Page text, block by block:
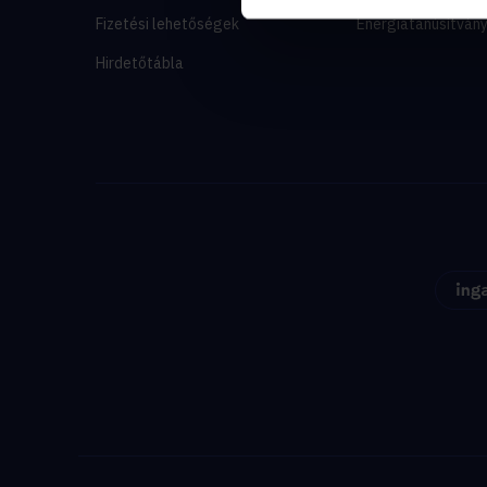
Fizetési lehetőségek
Hirdetőtábla
Energiatanúsítvány